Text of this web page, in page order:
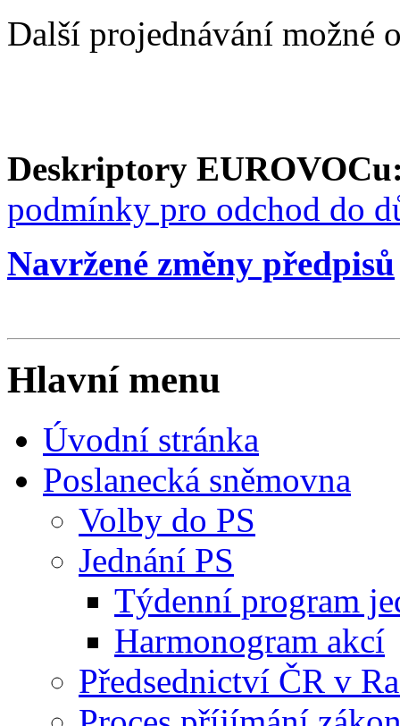
Další projednávání možné
Deskriptory
podmínky pro odchod do
Navržené změny předpisů
Hlavní menu
Úvodní stránka
Poslanecká sněmovna
Volby do PS
Jednání PS
Týdenní program
Harmonogram akcí
Předsednictví ČR v